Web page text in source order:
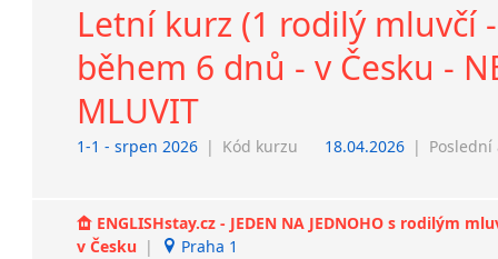
Letní kurz (1 rodilý mluvčí
během 6 dnů - v Česku -
MLUVIT
1-1 - srpen 2026 | Kód kurzu 18.04.2026 |
ENGLISHstay.cz - JEDEN NA JEDNOHO s rodilým
v Česku | Praha 1